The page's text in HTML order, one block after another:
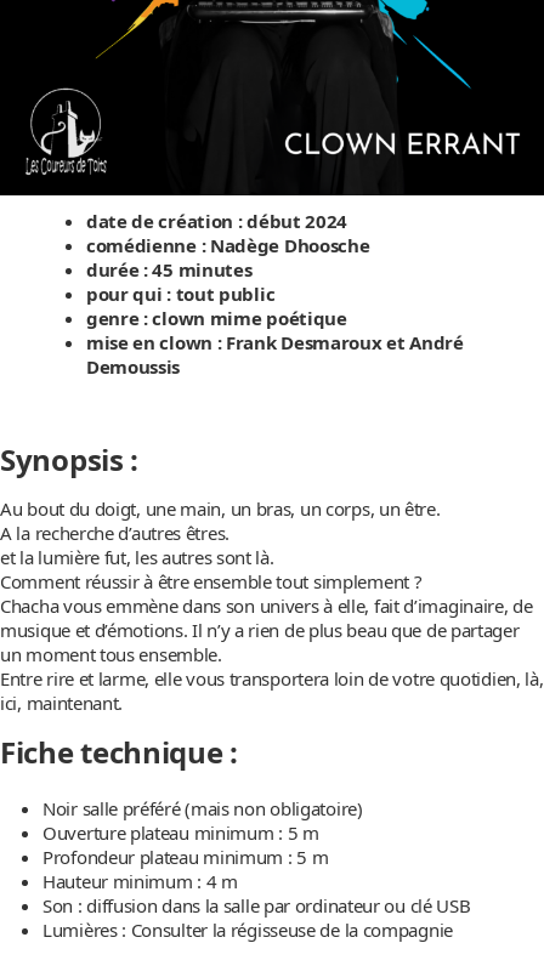
date de création : début 2024
comédienne : Nadège Dhoosche
durée : 45 minutes
pour qui : tout public
genre : clown mime poétique
mise en clown : Frank Desmaroux et André
Demoussis
Synopsis :
Au bout du doigt, une main, un bras, un corps, un être.
A la recherche d’autres êtres.
et la lumière fut, les autres sont là.
Comment réussir à être ensemble tout simplement ?
Chacha vous emmène dans son univers à elle, fait d’imaginaire, de
musique et d’émotions. Il n’y a rien de plus beau que de partager
un moment tous ensemble.
Entre rire et larme, elle vous transportera loin de votre quotidien, là,
ici, maintenant.
Fiche technique :
Noir salle préféré (mais non obligatoire)
Ouverture plateau minimum : 5 m
Profondeur plateau minimum : 5 m
Hauteur minimum : 4 m
Son : diffusion dans la salle par ordinateur ou clé USB
Lumières : Consulter la régisseuse de la compagnie